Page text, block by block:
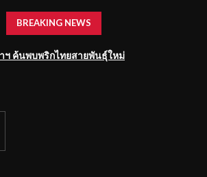
BREAKING NEWS
ฯ ค้นพบพริกไทยสายพันธุ์ใหม่